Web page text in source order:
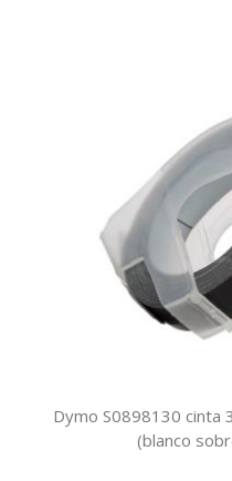
Dymo S0898130 cinta
(blanco